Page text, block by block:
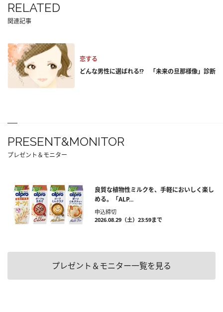
RELATED
関連記事
恋する
どんな男性に選ばれる!? 「未来の旦那様像」診断
PRESENT&MONITOR
プレゼント＆モニター
良質な植物性ミルクを、手軽においしく楽し
める。「ALP...
申込締切
2026.08.29（土）23:59まで
プレゼント＆モニター一覧を見る